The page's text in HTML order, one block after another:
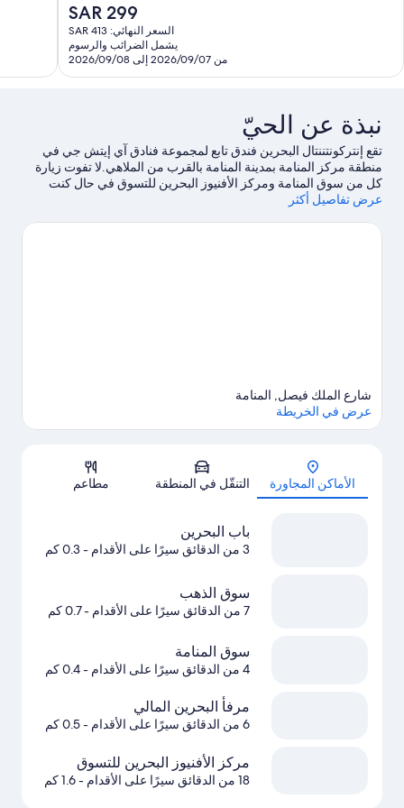
السعر
الحالي
هو
SAR
299
SAR 299
السعر النهائي: SAR 413
يشمل الضرائب والرسوم
من 2026/09/07 إلى 2026/09/08
نبذة عن الحيّ
تقع إنتركونتننتال البحرين فندق تابع لمجموعة فنادق آي إيتش جي في
منطقة مركز المنامة بمدينة المنامة بالقرب من الملاهي.لا تفوت زيارة
كل من سوق المنامة ومركز الأفنيوز البحرين للتسوق في حال كنت
تخطط للتسوق، بينما يُمكن لإولئك الذين يرغبون في الاستمتاع بمشاهدة
وجزيرة الدار.يُعد كل من باب البحرين ومركز سيتي سنتر التجاري
عرض تفاصيل أكثر
الخريطة
شارع الملك فيصل, المنامة
عرض في الخريطة
الأماكن المجاورة التنقّل في المنطقة مطاعم
باب البحرين
3 من الدقائق سيرًا على الأقدام - 0.3 كم
سوق الذهب
7 من الدقائق سيرًا على الأقدام - 0.7 كم
سوق المنامة
4 من الدقائق سيرًا على الأقدام - 0.4 كم
مرفأ البحرين المالي
6 من الدقائق سيرًا على الأقدام - 0.5 كم
مركز الأفنيوز البحرين للتسوق
18 من الدقائق سيرًا على الأقدام - 1.6 كم